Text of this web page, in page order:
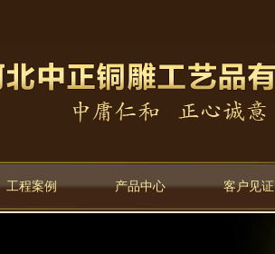
工程案例 产品中心 客户见证